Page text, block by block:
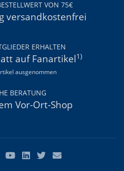
VON 75€
versandkostenfrei
ERHALTEN
auf Fanartikel1)
ausgenommen
BERATUNG
Vor-Ort-Shop